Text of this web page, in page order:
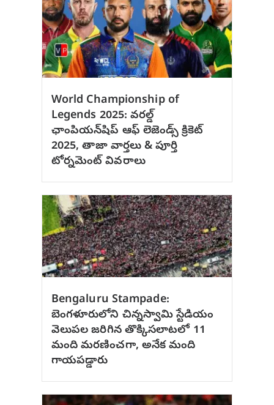
World Championship of
Legends 2025: వరల్డ్
ఛాంపియన్‌షిప్ ఆఫ్ లెజెండ్స్ క్రికెట్
2025, తాజా వార్తలు & పూర్తి
టోర్నమెంట్ వివరాలు
Bengaluru Stampade:
బెంగళూరులోని చిన్నస్వామి స్టేడియం
వెలుపల జరిగిన తొక్కిసలాటలో 11
మంది మరణించగా, అనేక మంది
గాయపడ్డారు